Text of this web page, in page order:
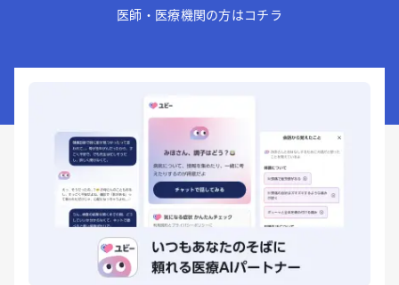
医師・医療機関の方はコチラ